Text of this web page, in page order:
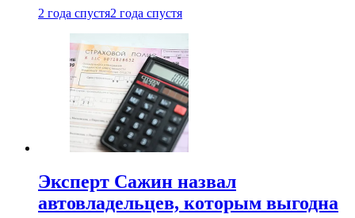
2 года спустя2 года спустя
Эксперт Сажин назвал
автовладельцев, которым выгодна